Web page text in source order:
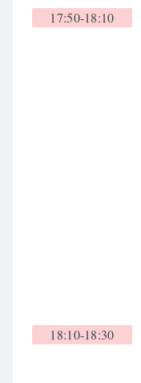
17:50-18:10
18:10-18:30